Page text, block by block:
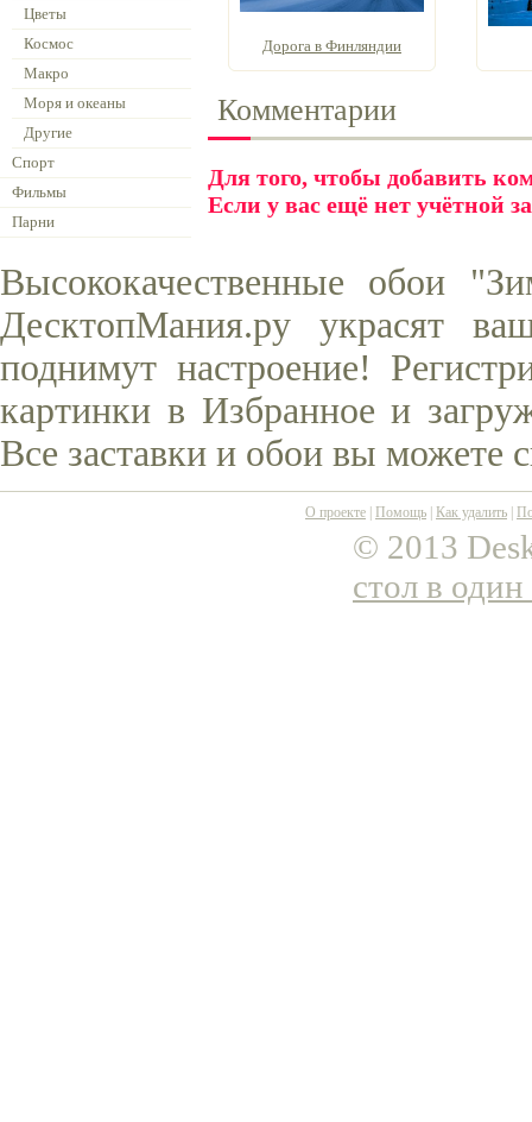
Цветы
Космос
Макро
Моря и океаны
Другие
Спорт
Фильмы
Парни
Дорога в Финляндии
Комментарии
Для того, чтобы добавить
Если у вас ещё нет учётной
Высококачественные обои
ДесктопМания.ру украсят
поднимут настроение!
картинки в Избранное и
Все заставки и обои вы можете
О проекте Помощь Как удалить
© 2013
стол в